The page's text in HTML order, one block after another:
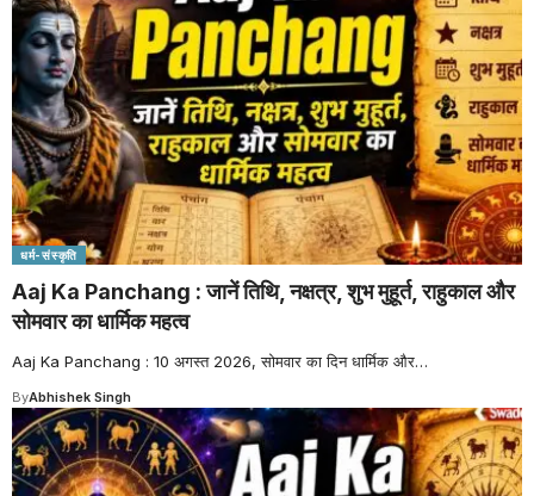
धर्म-संस्कृति
Aaj Ka Panchang : जानें तिथि, नक्षत्र, शुभ मुहूर्त, राहुकाल और
सोमवार का धार्मिक महत्व
Aaj Ka Panchang : 10 अगस्त 2026, सोमवार का दिन धार्मिक और…
ByAbhishek Singh